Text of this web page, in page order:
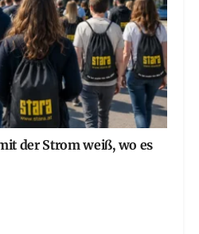
der Strom weiß, wo es